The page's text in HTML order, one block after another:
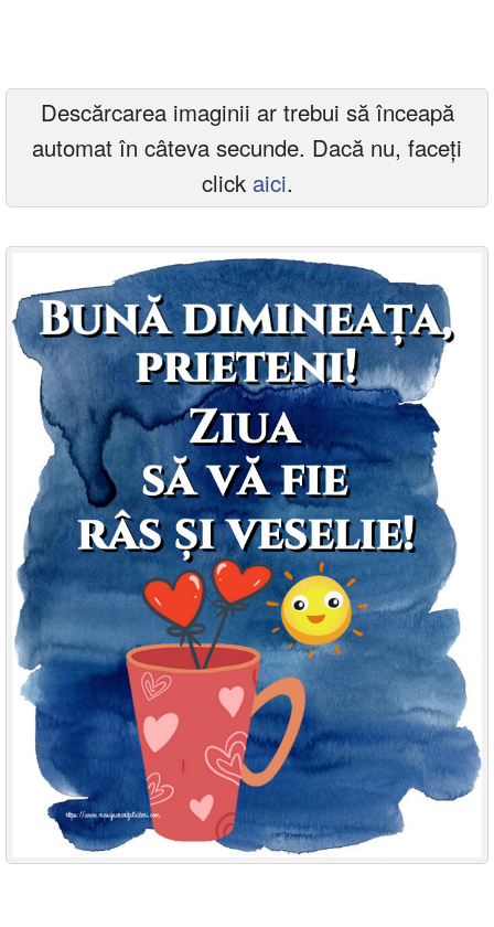
Felicitari muzicale personalizate
Conecteaza-te
Descărcarea imaginii ar trebui să înceapă
automat în câteva secunde. Dacă nu, faceți
click aici.